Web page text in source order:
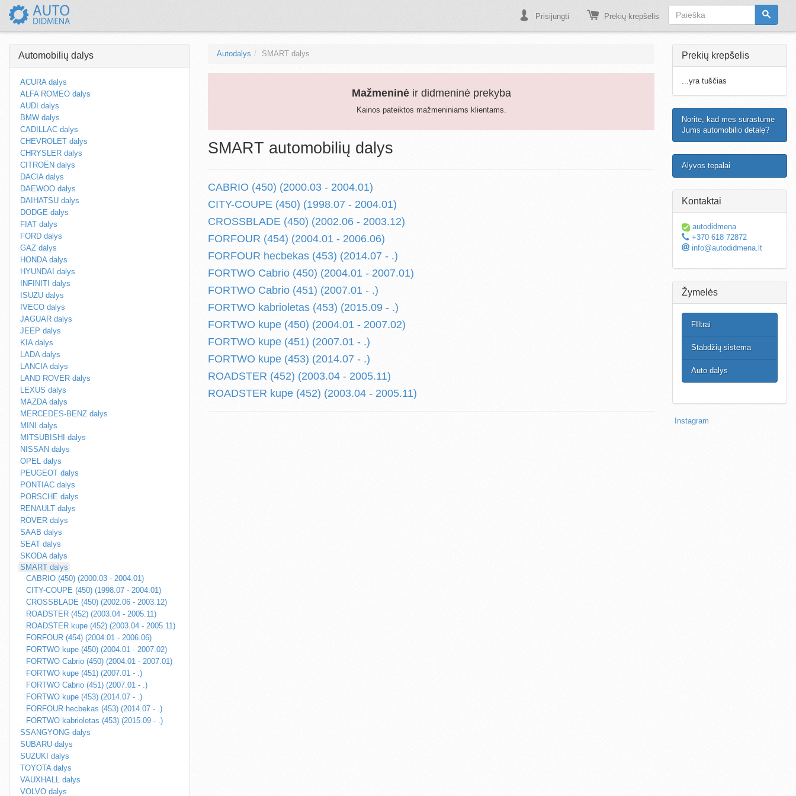
Prisijungti Prekių krepšelis
Automobilių dalys
ACURA dalys
ALFA ROMEO dalys
AUDI dalys
BMW dalys
CADILLAC dalys
CHEVROLET dalys
CHRYSLER dalys
CITROËN dalys
DACIA dalys
DAEWOO dalys
DAIHATSU dalys
DODGE dalys
FIAT dalys
FORD dalys
GAZ dalys
HONDA dalys
HYUNDAI dalys
INFINITI dalys
ISUZU dalys
IVECO dalys
JAGUAR dalys
JEEP dalys
KIA dalys
LADA dalys
LANCIA dalys
LAND ROVER dalys
LEXUS dalys
MAZDA dalys
MERCEDES-BENZ dalys
MINI dalys
MITSUBISHI dalys
NISSAN dalys
OPEL dalys
PEUGEOT dalys
PONTIAC dalys
PORSCHE dalys
RENAULT dalys
ROVER dalys
SAAB dalys
SEAT dalys
SKODA dalys
SMART dalys
CABRIO (450) (2000.03 - 2004.01)
CITY-COUPE (450) (1998.07 - 2004.01)
CROSSBLADE (450) (2002.06 - 2003.12)
ROADSTER (452) (2003.04 - 2005.11)
ROADSTER kupe (452) (2003.04 - 2005.11)
FORFOUR (454) (2004.01 - 2006.06)
FORTWO kupe (450) (2004.01 - 2007.02)
FORTWO Cabrio (450) (2004.01 - 2007.01)
FORTWO kupe (451) (2007.01 - .)
FORTWO Cabrio (451) (2007.01 - .)
FORTWO kupe (453) (2014.07 - .)
FORFOUR hecbekas (453) (2014.07 - .)
FORTWO kabrioletas (453) (2015.09 - .)
SSANGYONG dalys
SUBARU dalys
SUZUKI dalys
TOYOTA dalys
VAUXHALL dalys
VOLVO dalys
Autodalys SMART dalys
Mažmeninėir didmeninė prekyba
Kainos pateiktos mažmeniniams klientams.
SMART automobilių dalys
CABRIO (450) (2000.03 - 2004.01)
CITY-COUPE (450) (1998.07 - 2004.01)
CROSSBLADE (450) (2002.06 - 2003.12)
FORFOUR (454) (2004.01 - 2006.06)
FORFOUR hecbekas (453) (2014.07 - .)
FORTWO Cabrio (450) (2004.01 - 2007.01)
FORTWO Cabrio (451) (2007.01 - .)
FORTWO kabrioletas (453) (2015.09 - .)
FORTWO kupe (450) (2004.01 - 2007.02)
FORTWO kupe (451) (2007.01 - .)
FORTWO kupe (453) (2014.07 - .)
ROADSTER (452) (2003.04 - 2005.11)
ROADSTER kupe (452) (2003.04 - 2005.11)
Prekių krepšelis
...yra tuščias
Norite, kad mes surastume
Jums automobilio detalę?
Alyvos tepalai
Kontaktai
autodidmena
+370 618 72872
info@autodidmena.lt
Žymelės
FIltrai
Stabdžių sistema
Auto dalys
Instagram